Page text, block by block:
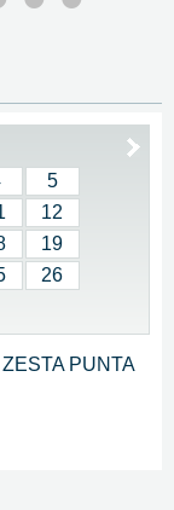
5
12
19
26
PUNTA